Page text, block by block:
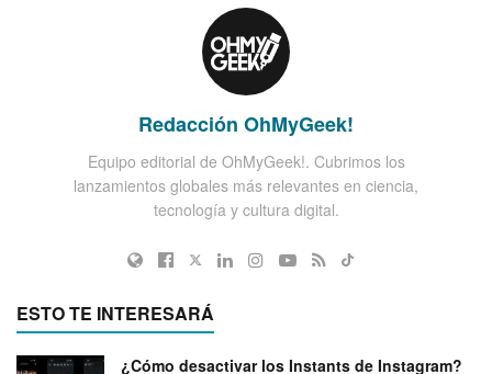
Redacción OhMyGeek!
Equipo editorial de OhMyGeek!. Cubrimos los
lanzamientos globales más relevantes en ciencia,
tecnología y cultura digital.
ESTO TE INTERESARÁ
¿Cómo desactivar los Instants de Instagram?